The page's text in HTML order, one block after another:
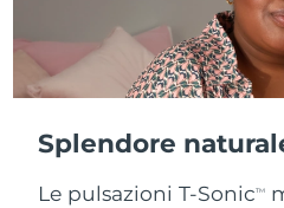
Splendore
Le pulsazioni T-SonicTM